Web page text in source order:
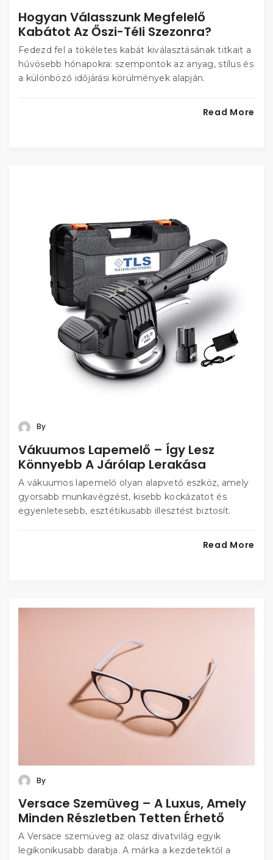
Hogyan Válasszunk Megfelelő
Kabátot Az Őszi-Téli Szezonra?
Fedezd fel a tökéletes kabát kiválasztásának titkait a
hűvösebb hónapokra: szempontok az anyag, stílus és
a különböző időjárási körülmények alapján.
Read More
By
Vákuumos Lapemelő – Így Lesz
Könnyebb A Járólap Lerakása
A vákuumos lapemelő olyan alapvető eszköz, amely
gyorsabb munkavégzést, kisebb kockázatot és
egyenletesebb, esztétikusabb illesztést biztosít.
Read More
By
Versace Szemüveg – A Luxus, Amely
Minden Részletben Tetten Érhető
A Versace szemüveg az olasz divatvilág egyik
legikonikusabb darabja. A márka a kezdetektől a